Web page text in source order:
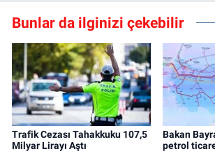
Bunlar da ilginizi çekebilir
Trafik Cezası Tahakkuku 107,5
Milyar Lirayı Aştı
Bakan
petrol